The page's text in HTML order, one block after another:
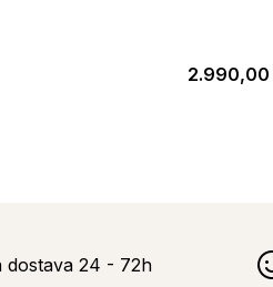
2.990,00
dostava 24 - 72h